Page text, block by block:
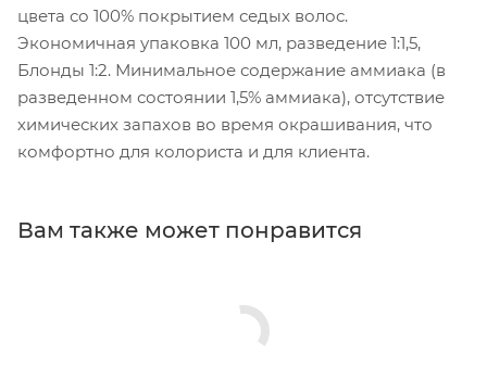
цвета со 100% покрытием седых волос.
Экономичная упаковка 100 мл, разведение 1:1,5,
Блонды 1:2. Минимальное содержание аммиака (в
разведенном состоянии 1,5% аммиака), отсутствие
химических запахов во время окрашивания, что
комфортно для колориста и для клиента.
Вам также может понравится